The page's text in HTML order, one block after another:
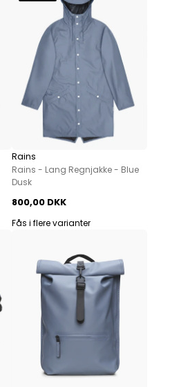
Rains
Rains - Lang Regnjakke - Blue
Dusk
800,00 DKK
Fås i flere varianter